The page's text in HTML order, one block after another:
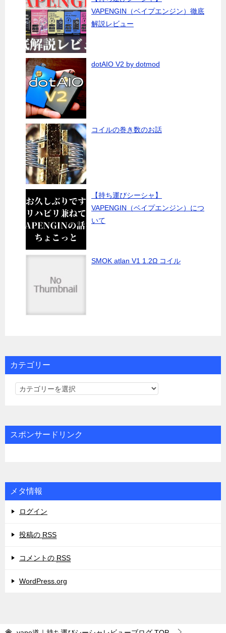
VAPENGIN（ベイプエンジン）徹底
解説レビュー
dotAIO V2 by dotmod
コイルの巻き数のお話
【持ち運びシーシャ】
VAPENGIN（ベイプエンジン）につ
いて
SMOK atlan V1 1.2Ω コイル
カテゴリー
カ
リ
ー
スポンサードリンク
メタ情報
ログイン
投稿の RSS
コメントの RSS
WordPress.org